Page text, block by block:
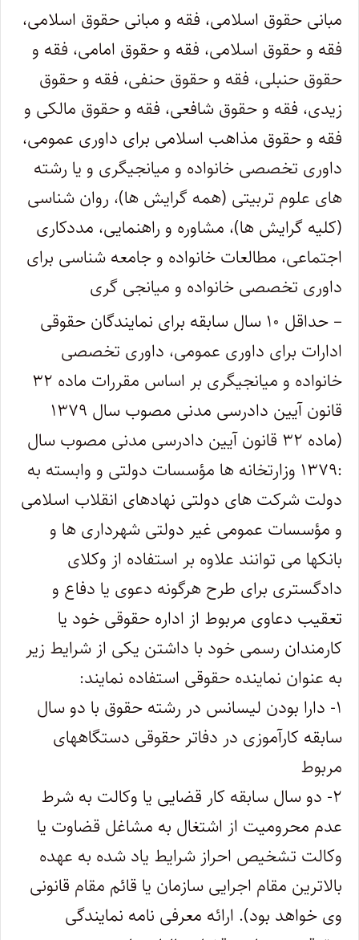
مبانی حقوق اسلامی، فقه و مبانی حقوق اسلامی،
فقه و حقوق اسلامی، فقه و حقوق امامی، فقه و
حقوق حنبلی، فقه و حقوق حنفی، فقه و حقوق
زیدی، فقه و حقوق شافعی، فقه و حقوق مالکی و
فقه و حقوق مذاهب اسلامی برای داوری عمومی،
داوری تخصصی خانواده و میانجیگری و یا رشته
های علوم تربیتی (همه گرایش ها)، روان شناسی
(کلیه گرایش ها)، مشاوره و راهنمایی، مددکاری
اجتماعی، مطالعات خانواده و جامعه شناسی برای
داوری تخصصی خانواده و میانجی گری
– حداقل ۱۰ سال سابقه برای نمایندگان حقوقی
ادارات برای داوری عمومی، داوری تخصصی
خانواده و میانجیگری بر اساس مقررات ماده ۳۲
قانون آیین دادرسی مدنی مصوب سال ۱۳۷۹
(ماده ۳۲ قانون آیین دادرسی مدنی مصوب سال
:۱۳۷۹ وزارتخانه ها مؤسسات دولتی و وابسته به
دولت شرکت های دولتی نهادهای انقلاب اسلامی
و مؤسسات عمومی غیر دولتی شهرداری ها و
بانکها می توانند علاوه بر استفاده از وکلای
دادگستری برای طرح هرگونه دعوی یا دفاع و
تعقیب دعاوی مربوط از اداره حقوقی خود یا
کارمندان رسمی خود با داشتن یکی از شرایط زیر
به عنوان نماینده حقوقی استفاده نمایند:
۱- دارا بودن لیسانس در رشته حقوق با دو سال
سابقه کارآموزی در دفاتر حقوقی دستگاههای
مربوط
۲- دو سال سابقه کار قضایی یا وکالت به شرط
عدم محرومیت از اشتغال به مشاغل قضاوت یا
وکالت تشخیص احراز شرایط یاد شده به عهده
بالاترین مقام اجرایی سازمان یا قائم مقام قانونی
وی خواهد بود). ارائه معرفی نامه نمایندگی